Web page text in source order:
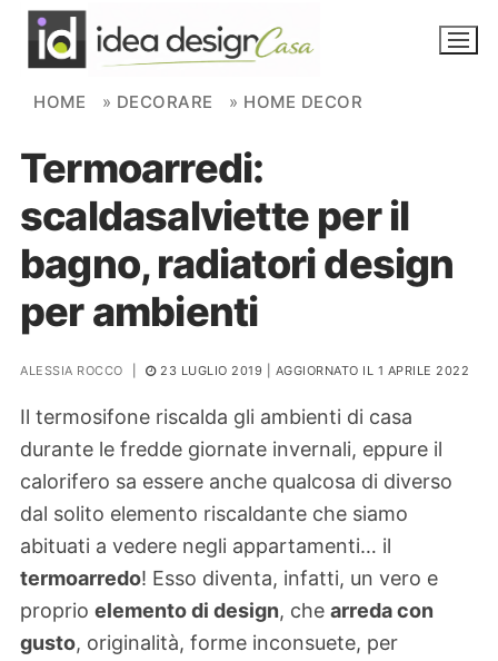
Skip to content
NOVITÀ
AMBIENTI
FAI DA TE
PIANTE
Ortaggio
HOME » DECORARE » HOME DECOR
Termoarredi:
scaldasalviette per il
bagno, radiatori design
per ambienti
ALESSIA ROCCO 23 LUGLIO 2019 | AGGIORNATO IL 1 APRILE 2022
Il termosifone riscalda gli ambienti di casa
durante le fredde giornate invernali, eppure il
calorifero sa essere anche qualcosa di diverso
dal solito elemento riscaldante che siamo
abituati a vedere negli appartamenti… il
termoarredo! Esso diventa, infatti, un vero e
proprio elemento di design, che arreda con
gusto, originalità, forme inconsuete, per